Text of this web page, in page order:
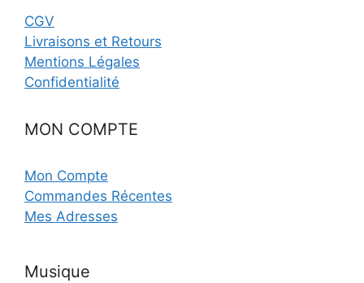
CGV
Livraisons et Retours
Mentions Légales
Confidentialité
MON COMPTE
Mon Compte
Commandes Récentes
Mes Adresses
Musique